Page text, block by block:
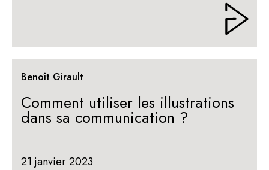
Benoît Girault
Comment utiliser les illustrations
dans sa communication ?
21 janvier 2023